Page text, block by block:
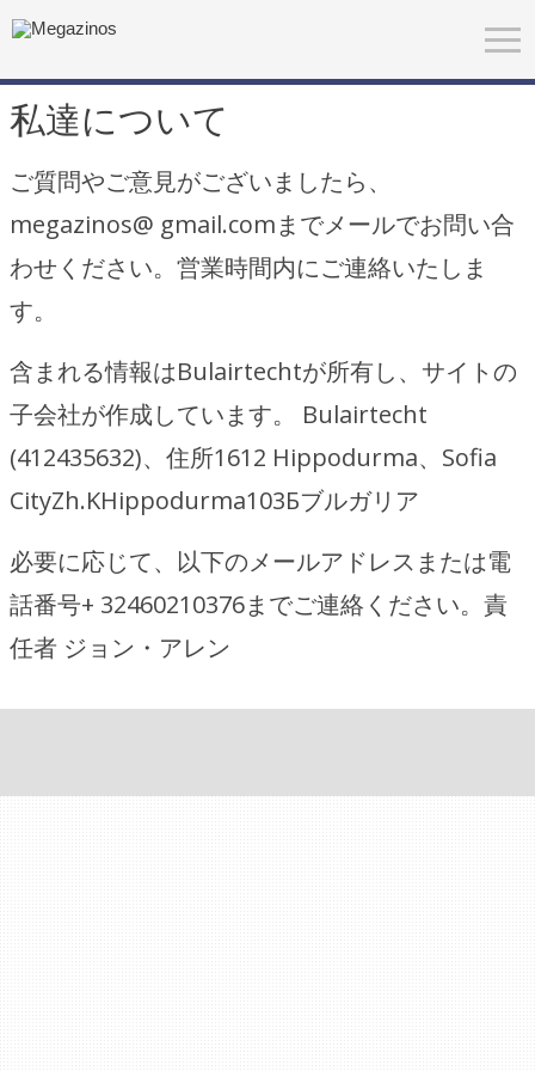
私達について
ご質問やご意見がございましたら、
megazinos@ gmail.comまでメールでお問い合
わせください。営業時間内にご連絡いたしま
す。
含まれる情報はBulairtechtが所有し、サイトの
子会社が作成しています。 Bulairtecht
(412435632)、住所1612 Hippodurma、Sofia
CityZh.KHippodurma103Бブルガリア
必要に応じて、以下のメールアドレスまたは電
話番号+ 32460210376までご連絡ください。責
任者 ジョン・アレン